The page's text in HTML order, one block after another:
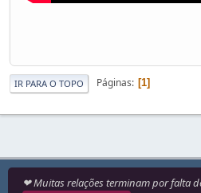
IR PARA O TOPO Páginas 1
❤ Muitas relações terminam por falta